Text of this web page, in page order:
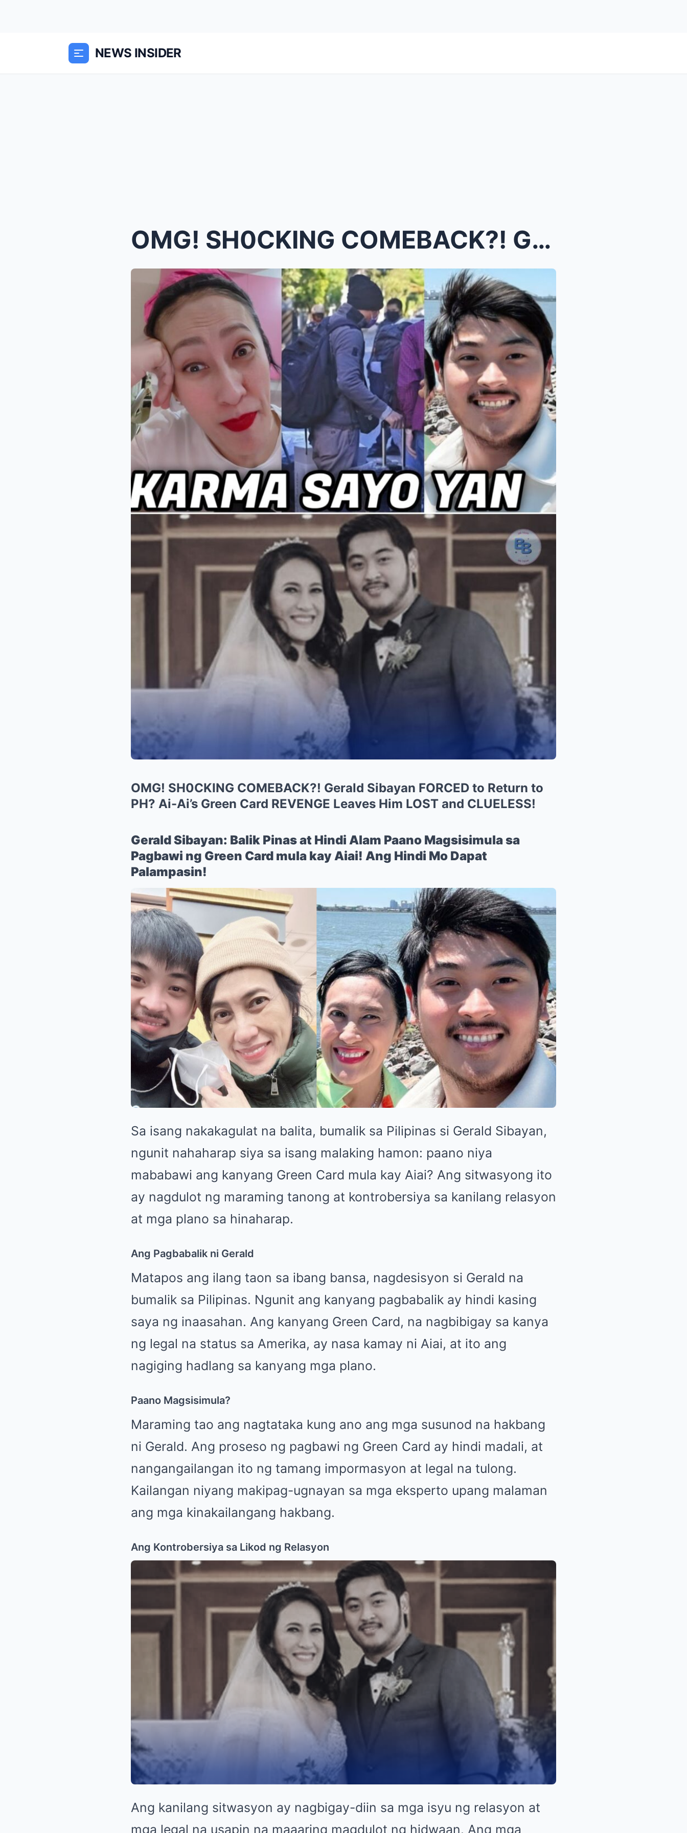
NEWS INSIDER
OMG! SH0CKING COMEBACK?! Gerald Sibayan FORCED to ...
OMG! SH0CKING COMEBACK?! Gerald Sibayan FORCED to Return to
PH? Ai-Ai’s Green Card REVENGE Leaves Him LOST and CLUELESS!
Gerald Sibayan: Balik Pinas at Hindi Alam Paano Magsisimula sa
Pagbawi ng Green Card mula kay Aiai! Ang Hindi Mo Dapat
Palampasin!
Sa isang nakakagulat na balita, bumalik sa Pilipinas si Gerald Sibayan,
ngunit nahaharap siya sa isang malaking hamon: paano niya
mababawi ang kanyang Green Card mula kay Aiai? Ang sitwasyong ito
ay nagdulot ng maraming tanong at kontrobersiya sa kanilang relasyon
at mga plano sa hinaharap.
Ang Pagbabalik ni Gerald
Matapos ang ilang taon sa ibang bansa, nagdesisyon si Gerald na
bumalik sa Pilipinas. Ngunit ang kanyang pagbabalik ay hindi kasing
saya ng inaasahan. Ang kanyang Green Card, na nagbibigay sa kanya
ng legal na status sa Amerika, ay nasa kamay ni Aiai, at ito ang
nagiging hadlang sa kanyang mga plano.
Paano Magsisimula?
Maraming tao ang nagtataka kung ano ang mga susunod na hakbang
ni Gerald. Ang proseso ng pagbawi ng Green Card ay hindi madali, at
nangangailangan ito ng tamang impormasyon at legal na tulong.
Kailangan niyang makipag-ugnayan sa mga eksperto upang malaman
ang mga kinakailangang hakbang.
Ang Kontrobersiya sa Likod ng Relasyon
Ang kanilang sitwasyon ay nagbigay-diin sa mga isyu ng relasyon at
mga legal na usapin na maaaring magdulot ng hidwaan. Ang mga